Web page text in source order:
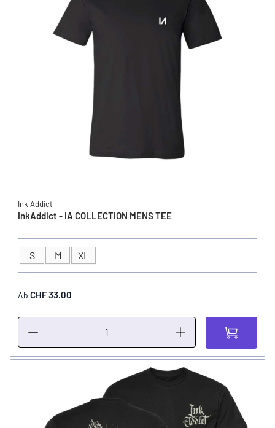
Ink Addict
InkAddict - IA COLLECTION MENS TEE
GRÖSSE
S M XL
Ab CHF 33.00